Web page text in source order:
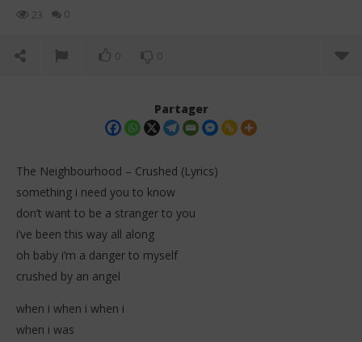
23 0
0 0
The Neighbourhood – Crushed (Lyrics)
Partager
The Neighbourhood – Crushed (Lyrics)
something i need you to know
don’t want to be a stranger to you
i’ve been this way all along
oh baby i’m a danger to myself
crushed by an angel
when i when i when i
when i was